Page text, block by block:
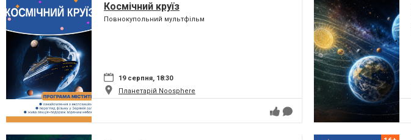
Космічний круїз
Повнокупольний мультфільм
19 серпня, 18:30
Планетарій Noosphere